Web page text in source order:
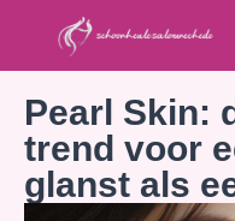
Pearl Skin:
trend voor
glanst als